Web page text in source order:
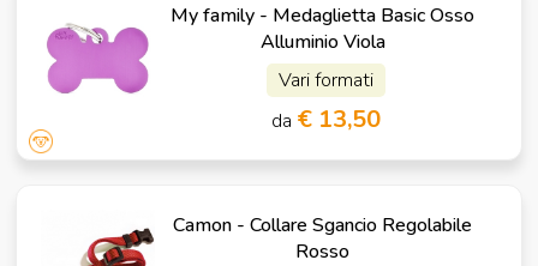
My family - Medaglietta Basic Osso
Alluminio Viola
Vari formati
da € 13,50
Camon - Collare Sgancio Regolabile
Rosso